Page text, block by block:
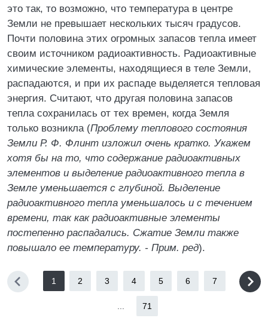
это так, то возможно, что температура в центре
Земли не превышает нескольких тысяч градусов.
Почти половина этих огромных запасов тепла имеет
своим источником радиоактивность. Радиоактивные
химические элементы, находящиеся в теле Земли,
распадаются, и при их распаде выделяется тепловая
энергия. Считают, что другая половина запасов
тепла сохранилась от тех времен, когда Земля
только возникла (Проблему теплового состояния
Земли Р. Ф. Флинт изложил очень кратко. Укажем
хотя бы на то, что содержание радиоактивных
элементов и выделение радиоактивного тепла в
Земле уменьшается с глубиной. Выделение
радиоактивного тепла уменьшалось и с течением
времени, так как радиоактивные элементы
постепенно распадались. Сжатие Земли также
повышало ее температуру. - Прим. ред).
1 2 3 4 5 6 7
71